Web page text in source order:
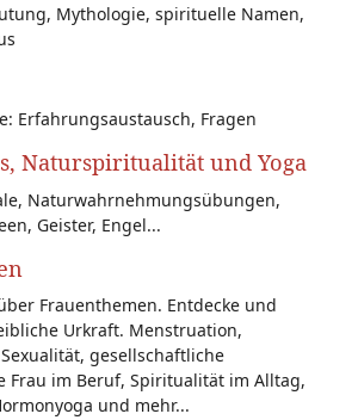
Mythologie, spirituelle Namen,
Erfahrungsaustausch, Fragen
Naturspiritualität und Yoga
Naturwahrnehmungsübungen,
Geister, Engel...
Frauenthemen. Entdecke und
Urkraft. Menstruation,
gesellschaftliche
Frau im Beruf, Spiritualität im Alltag,
und mehr...